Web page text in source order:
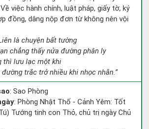
việc hành chính, luật pháp, giấy tờ, ký
đồng, dâng nộp đơn từ không nên vội
là chuyện bất tường
chẳng thấy nửa đường phân ly
thì lưu lạc một khi
đường trắc trở nhiều khi nhọc nhằn.”
: Sao Phòng
: Phòng Nhật Thố - Cảnh Yêm: Tốt
Tướng tinh con Thỏ, chủ trị ngày Chủ